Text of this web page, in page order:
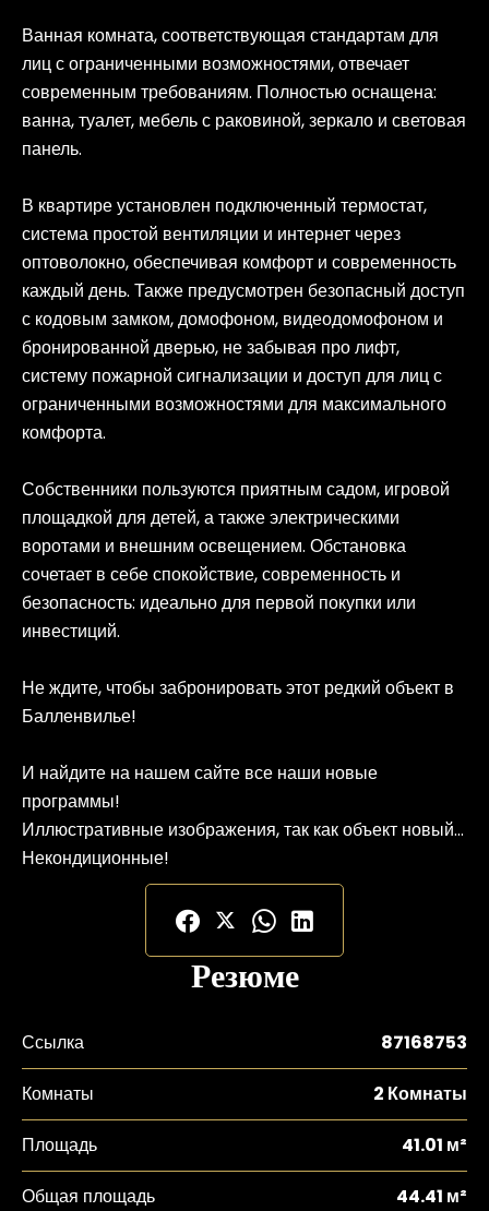
Ванная комната, соответствующая стандартам для
лиц с ограниченными возможностями, отвечает
современным требованиям. Полностью оснащена:
ванна, туалет, мебель с раковиной, зеркало и световая
панель.
В квартире установлен подключенный термостат,
система простой вентиляции и интернет через
оптоволокно, обеспечивая комфорт и современность
каждый день. Также предусмотрен безопасный доступ
с кодовым замком, домофоном, видеодомофоном и
бронированной дверью, не забывая про лифт,
систему пожарной сигнализации и доступ для лиц с
ограниченными возможностями для максимального
комфорта.
Собственники пользуются приятным садом, игровой
площадкой для детей, а также электрическими
воротами и внешним освещением. Обстановка
сочетает в себе спокойствие, современность и
безопасность: идеально для первой покупки или
инвестиций.
Не ждите, чтобы забронировать этот редкий объект в
Балленвилье!
И найдите на нашем сайте все наши новые
программы!
Иллюстративные изображения, так как объект новый...
Некондиционные!
Резюме
Ссылка 87168753
Комнаты 2 Комнаты
Площадь 41.01 м²
Общая площадь 44.41 м²